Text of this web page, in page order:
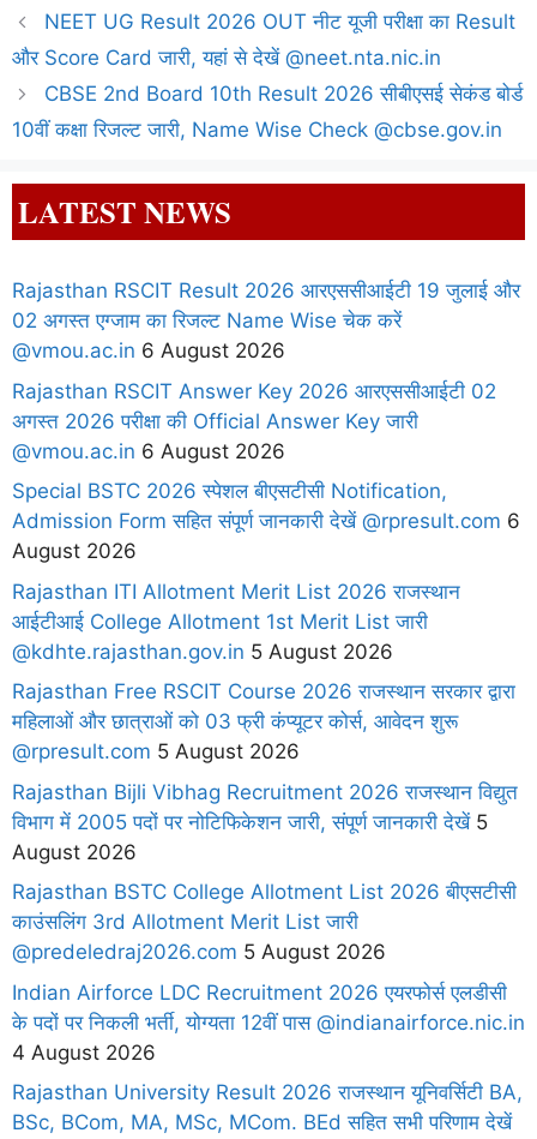
NEET UG Result 2026 OUT नीट यूजी परीक्षा का Result
और Score Card जारी, यहां से देखें @neet.nta.nic.in
CBSE 2nd Board 10th Result 2026 सीबीएसई सेकंड बोर्ड
10वीं कक्षा रिजल्ट जारी, Name Wise Check @cbse.gov.in
LATEST NEWS
Rajasthan RSCIT Result 2026 आरएससीआईटी 19 जुलाई और
02 अगस्त एग्जाम का रिजल्ट Name Wise चेक करें
@vmou.ac.in 6 August 2026
Rajasthan RSCIT Answer Key 2026 आरएससीआईटी 02
अगस्त 2026 परीक्षा की Official Answer Key जारी
@vmou.ac.in 6 August 2026
Special BSTC 2026 स्पेशल बीएसटीसी Notification,
Admission Form सहित संपूर्ण जानकारी देखें @rpresult.com 6
August 2026
Rajasthan ITI Allotment Merit List 2026 राजस्थान
आईटीआई College Allotment 1st Merit List जारी
@kdhte.rajasthan.gov.in 5 August 2026
Rajasthan Free RSCIT Course 2026 राजस्थान सरकार द्वारा
महिलाओं और छात्राओं को 03 फ्री कंप्यूटर कोर्स, आवेदन शुरू
@rpresult.com 5 August 2026
Rajasthan Bijli Vibhag Recruitment 2026 राजस्थान विद्युत
विभाग में 2005 पदों पर नोटिफिकेशन जारी, संपूर्ण जानकारी देखें5
August 2026
Rajasthan BSTC College Allotment List 2026 बीएसटीसी
काउंसलिंग 3rd Allotment Merit List जारी
@predeledraj2026.com 5 August 2026
Indian Airforce LDC Recruitment 2026 एयरफोर्स एलडीसी
के पदों पर निकली भर्ती, योग्यता 12वीं पास @indianairforce.nic.in
4 August 2026
Rajasthan University Result 2026 राजस्थान यूनिवर्सिटी BA,
BSc, BCom, MA, MSc, MCom. BEd सहित सभी परिणाम देखें